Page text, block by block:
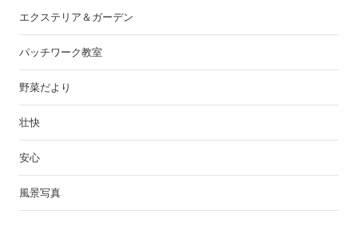
エクステリア＆ガーデン
パッチワーク教室
野菜だより
壮快
安心
風景写真